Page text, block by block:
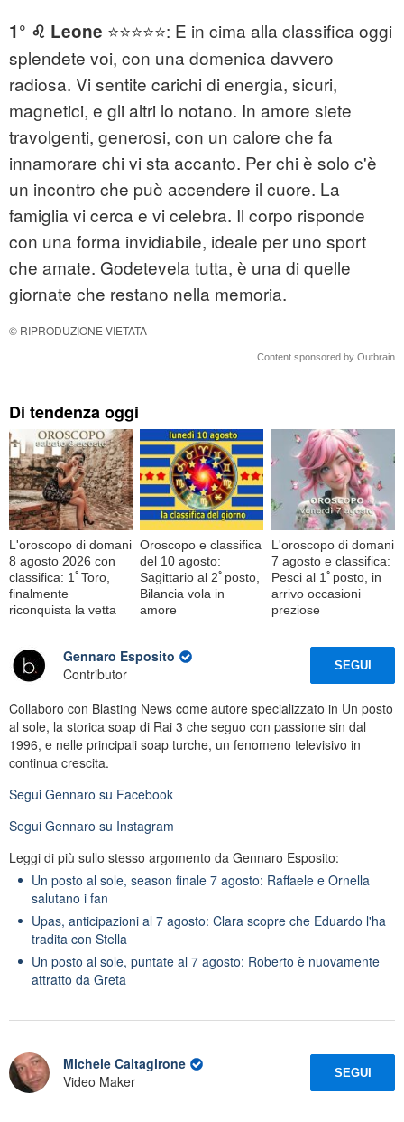
1° ♌ Leone ⭐⭐⭐⭐⭐: E in cima alla classifica oggi
splendete voi, con una domenica davvero
radiosa. Vi sentite carichi di energia, sicuri,
magnetici, e gli altri lo notano. In amore siete
travolgenti, generosi, con un calore che fa
innamorare chi vi sta accanto. Per chi è solo c'è
un incontro che può accendere il cuore. La
famiglia vi cerca e vi celebra. Il corpo risponde
con una forma invidiabile, ideale per uno sport
che amate. Godetevela tutta, è una di quelle
giornate che restano nella memoria.
© RIPRODUZIONE VIETATA
Content sponsored by Outbrain
Di tendenza oggi
L'oroscopo di domani
8 agosto 2026 con
classifica: 1ﾟToro,
finalmente
riconquista la vetta
Oroscopo e classifica
del 10 agosto:
Sagittario al 2ﾟposto,
Bilancia vola in
amore
L'oroscopo di domani
7 agosto e classifica:
Pesci al 1ﾟposto, in
arrivo occasioni
preziose
Gennaro Esposito
Contributor
SEGUI
Collaboro con Blasting News come autore specializzato in Un posto
al sole, la storica soap di Rai 3 che seguo con passione sin dal
1996, e nelle principali soap turche, un fenomeno televisivo in
continua crescita.
Segui Gennaro su Facebook
Segui Gennaro su Instagram
Leggi di più sullo stesso argomento da Gennaro Esposito:
Un posto al sole, season finale 7 agosto: Raffaele e Ornella
salutano i fan
Upas, anticipazioni al 7 agosto: Clara scopre che Eduardo l'ha
tradita con Stella
Un posto al sole, puntate al 7 agosto: Roberto è nuovamente
attratto da Greta
Michele Caltagirone
Video Maker
SEGUI